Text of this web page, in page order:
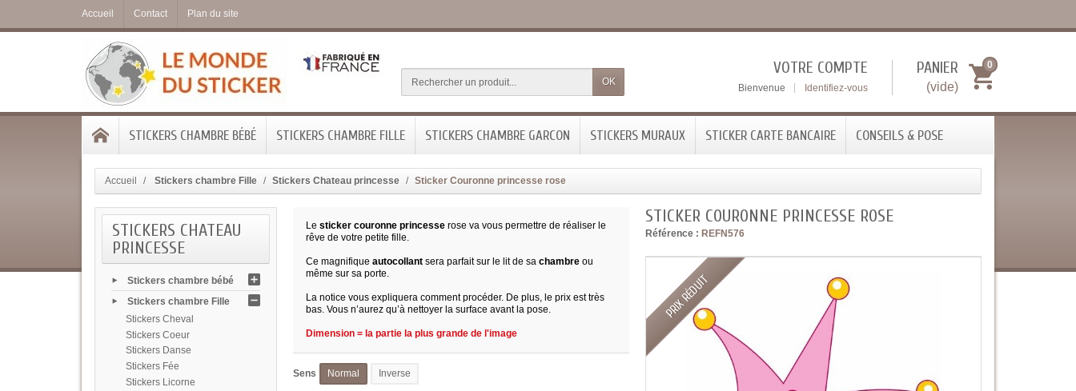
Accueil Contact Plan du site
OK
PANIER
(vide)
0
VOTRE COMPTE
Bienvenue Identifiez-vous
STICKERS CHAMBRE BÉBÉ STICKERS CHAMBRE FILLE STICKERS CHAMBRE GARCON STICKERS MURAUX STICKER CARTE BANCAIRE CONSEILS & POSE
Accueil Stickers chambre Fille Stickers Chateau princesse Sticker Couronne princesse rose
STICKERS CHATEAU
PRINCESSE
Stickers chambre bébé
Stickers chambre Fille
Stickers Cheval
Stickers Coeur
Stickers Danse
Stickers Fée
Stickers Licorne
STICKER COURONNE PRINCESSE ROSE
Référence : REFN576
PRIX RÉDUIT
Lesticker couronne princesse rose va vous permettre de réaliser le
rêve de votre petite fille.
Ce magnifiqueautocollant sera parfait sur le lit de sachambre ou
même sur sa porte.
La notice vous expliquera comment procéder. De plus, le prix est très
bas. Vous n’aurez qu’à nettoyer la surface avant la pose.
Dimension = la partie la plus grande de l'image
Sens Normal Inverse